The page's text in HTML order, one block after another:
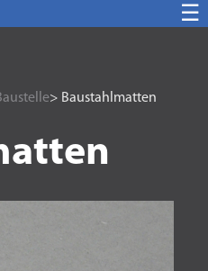
☰
> Baustahlmatten